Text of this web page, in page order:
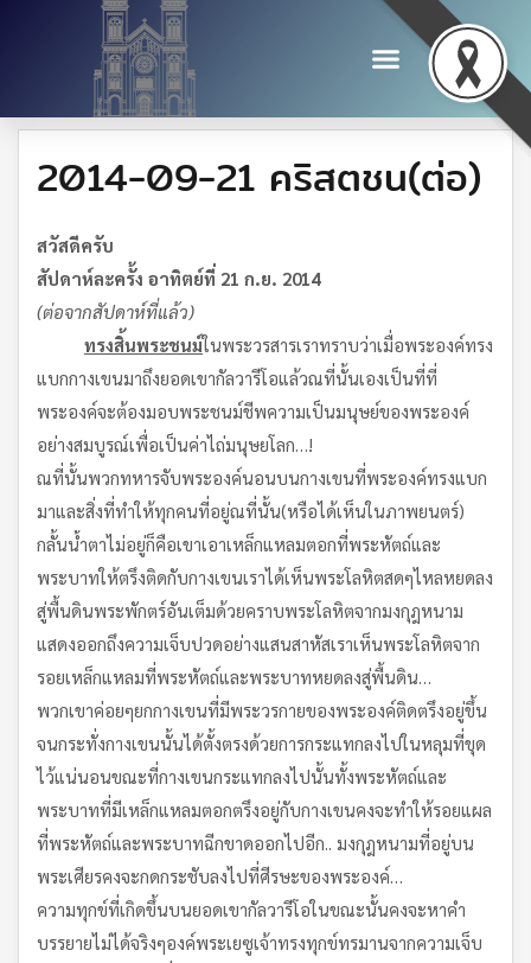
2014-09-21 คริสตชน(ต่อ)
สวัสดีครับ
สัปดาห์ละครั้ง อาทิตย์ที่ 21 ก.ย. 2014
(ต่อจากสัปดาห์ที่แล้ว)
ทรงสิ้นพระชนม์ในพระวรสารเราทราบว่าเมื่อพระองค์ทรง
แบกกางเขนมาถึงยอดเขากัลวารีโอแล้วณที่นั้นเองเป็นที่ที่
พระองค์จะต้องมอบพระชนม์ชีพความเป็นมนุษย์ของพระองค์
อย่างสมบูรณ์เพื่อเป็นค่าไถ่มนุษยโลก…!
ณที่นั้นพวกทหารจับพระองค์นอนบนกางเขนที่พระองค์ทรงแบก
มาและสิ่งที่ทำให้ทุกคนที่อยู่ณที่นั้น(หรือได้เห็นในภาพยนตร์)
กลั้นน้ำตาไม่อยู่ก็คือเขาเอาเหล็กแหลมตอกที่พระหัตถ์และ
พระบาทให้ตรึงติดกับกางเขนเราได้เห็นพระโลหิตสดๆไหลหยดลง
สู่พื้นดินพระพักตร์อันเต็มด้วยคราบพระโลหิตจากมงกุฎหนาม
แสดงออกถึงความเจ็บปวดอย่างแสนสาหัสเราเห็นพระโลหิตจาก
รอยเหล็กแหลมที่พระหัตถ์และพระบาทหยดลงสู่พื้นดิน…
พวกเขาค่อยๆยกกางเขนที่มีพระวรกายของพระองค์ติดตรึงอยู่ขึ้น
จนกระทั่งกางเขนนั้นได้ตั้งตรงด้วยการกระแทกลงไปในหลุมที่ขุด
ไว้แน่นอนขณะที่กางเขนกระแทกลงไปนั้นทั้งพระหัตถ์และ
พระบาทที่มีเหล็กแหลมตอกตรึงอยู่กับกางเขนคงจะทำให้รอยแผล
ที่พระหัตถ์และพระบาทฉีกขาดออกไปอีก.. มงกุฎหนามที่อยู่บน
พระเศียรคงจะกดกระชับลงไปที่ศีรษะของพระองค์…
ความทุกข์ที่เกิดขึ้นบนยอดเขากัลวารีโอในขณะนั้นคงจะหาคำ
บรรยายไม่ได้จริงๆองค์พระเยซูเจ้าทรงทุกข์ทรมานจากความเจ็บ